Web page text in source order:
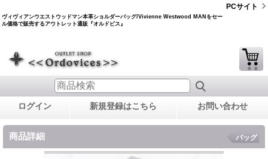
ヴィヴィアンウエストウッドマン本革ショルダーバッグ/Vivienne Westwood MANをセー
ル価格で販売するアウトレット通販『オルドビス』
PCサイト
ログイン 新規登録はこちら お問い合わせ
商品詳細 バッグ